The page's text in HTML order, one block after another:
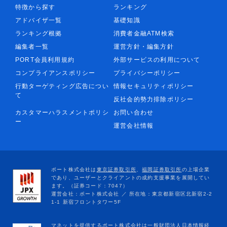
特徴から探す
ランキング
アドバイザ一覧
基礎知識
ランキング根拠
消費者金融ATM検索
編集者一覧
運営方針・編集方針
PORT会員利用規約
外部サービスの利用について
コンプライアンスポリシー
プライバシーポリシー
行動ターゲティング広告につい
て
情報セキュリティポリシー
反社会的勢力排除ポリシー
カスタマーハラスメントポリシ
ー
お問い合わせ
運営会社情報